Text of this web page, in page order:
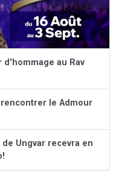
d'hommage au Rav
le Admour
de Ungvar recevra en